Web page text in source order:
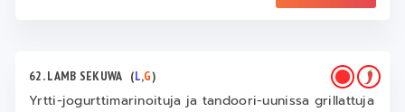
62. LAMB SEKUWA (L,G)
Yrtti-jogurttimarinoituja ja tandoori-uunissa grillattuja